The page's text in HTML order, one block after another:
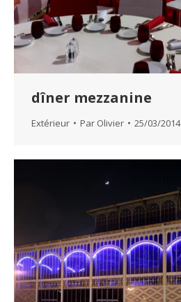
dîner mezzanine
Extérieur Par Olivier 25/03/2014